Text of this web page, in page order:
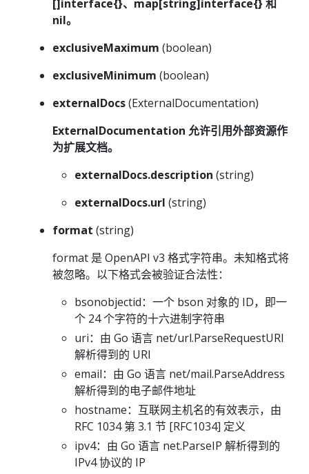
[]interface{}、map[string]interface{} 和
nil。
exclusiveMaximum (boolean)
exclusiveMinimum (boolean)
externalDocs(ExternalDocumentation)
ExternalDocumentation 允许引用外部资源作
为扩展文档。
externalDocs.description (string)
externalDocs.url (string)
format (string)
format 是 OpenAPI v3 格式字符串。未知格式将
被忽略。以下格式会被验证合法性：
bsonobjectid：一个 bson 对象的 ID，即一
个 24 个字符的十六进制字符串
uri：由 Go 语言 net/url.ParseRequestURI
解析得到的 URI
email：由 Go 语言 net/mail.ParseAddress
解析得到的电子邮件地址
hostname：互联网主机名的有效表示，由
RFC 1034 第 3.1 节 [RFC1034] 定义
ipv4：由 Go 语言 net.ParseIP 解析得到的
IPv4 协议的 IP